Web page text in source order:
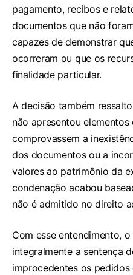
pagamento, recibos e
documentos que não
capazes de demonstrar
ocorreram ou que os
finalidade particular.
A decisão também
não apresentou
comprovassem a
dos documentos ou a
valores ao patrimônio da
condenação acabou
não é admitido no direito
Com esse entendimento,
integralmente a sentença
improcedentes os